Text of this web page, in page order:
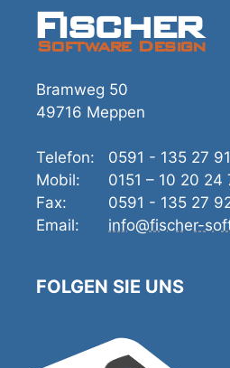
Fischer
Software Design
Bramweg 50
49716 Meppen
Telefon:
0591 - 135 27 91
Mobil:
0151 – 10 20 24
Fax:
0591 - 135 27
Email:
info@fischer-
FOLGEN SIE UNS